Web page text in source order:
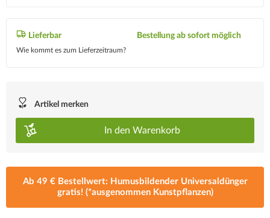
Lieferbar
Wie kommt es zum Lieferzeitraum?
Bestellung ab sofort möglich
Artikel merken
In den Warenkorb
Ab 49 € Bestellwert: Humusbildender Universaldünger
gratis! (*ausgenommen Kunstpflanzen)